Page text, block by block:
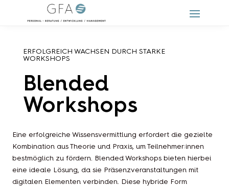
ERFOLGREICH WACHSEN DURCH STARKE
WORKSHOPS
Blended
Workshops
Eine erfolgreiche Wissensvermittlung erfordert die gezielte
Kombination aus Theorie und Praxis, um Teilnehmer:innen
bestmöglich zu fördern. Blended Workshops bieten hierbei
eine ideale Lösung, da sie Präsenzveranstaltungen mit
digitalen Elementen verbinden. Diese hybride Form